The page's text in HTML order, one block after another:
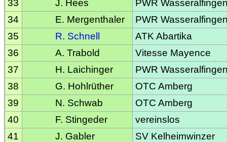
33
J. Hees
PWR
34
E. Mergenthaler
PWR
35
R. Schnell
ATK Abartika
36
A. Trabold
Vitesse Mayence
37
H. Laichinger
PWR
38
G. Hohlrüther
OTC Amberg
39
N. Schwab
OTC Amberg
40
F. Stingeder
vereinslos
41
J. Gabler
SV Kelheimwinzer